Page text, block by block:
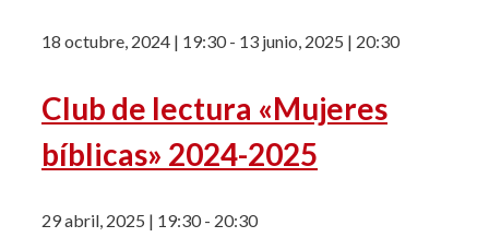
18 octubre, 2024 | 19:30- 13 junio, 2025 | 20:30
Club de lectura «Mujeres
bíblicas» 2024-2025
29 abril, 2025 | 19:30- 20:30